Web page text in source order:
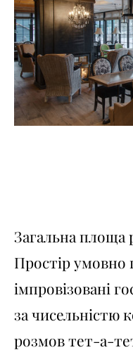
Загальна площа
Простір умовно
імпровізовані
за чисельністю
розмов тет-а-